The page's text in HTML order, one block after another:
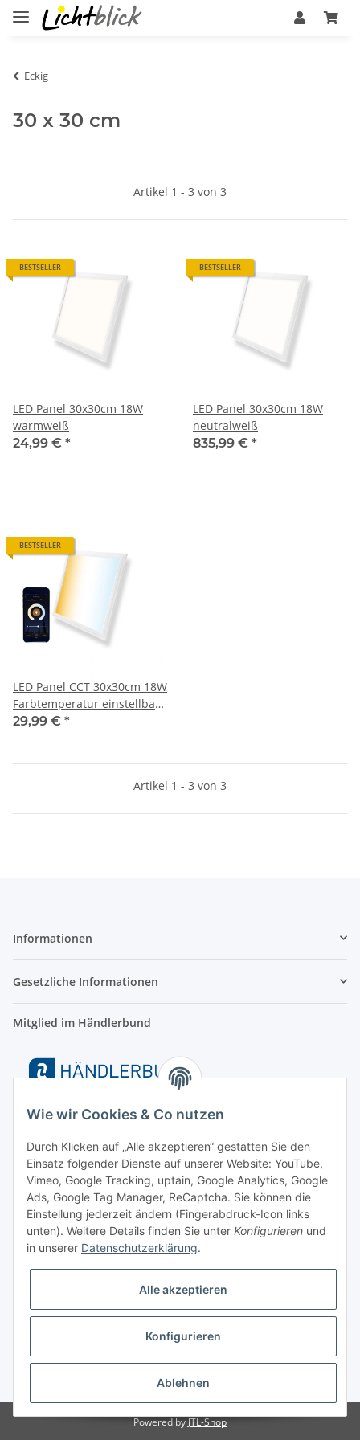
Eckig
30 x 30 cm
Artikel 1 - 3 von 3
BESTSELLER
LED Panel 30x30cm 18W
warmweiß
24,99 € *
BESTSELLER
LED Panel 30x30cm 18W
neutralweiß
835,99 € *
BESTSELLER
LED Panel CCT 30x30cm 18W
Farbtemperatur einstellbar
und dimmbar
29,99 € *
Artikel 1 - 3 von 3
Informationen
Gesetzliche Informationen
Mitglied im Händlerbund
Versand
* Alle Preise inkl. gesetzlicher MwSt., zzgl.Versand
Powered byJTL-Shop
Wie wir Cookies & Co nutzen
Durch Klicken auf „Alle akzeptieren“ gestatten Sie den
Einsatz folgender Dienste auf unserer Website: YouTube,
Vimeo, Google Tracking, uptain, Google Analytics, Google
Ads, Google Tag Manager, ReCaptcha. Sie können die
Einstellung jederzeit ändern (Fingerabdruck-Icon links
unten). Weitere Details finden Sie unter Konfigurieren und
in unserer Datenschutzerklärung.
Alle akzeptieren
Konfigurieren
Ablehnen